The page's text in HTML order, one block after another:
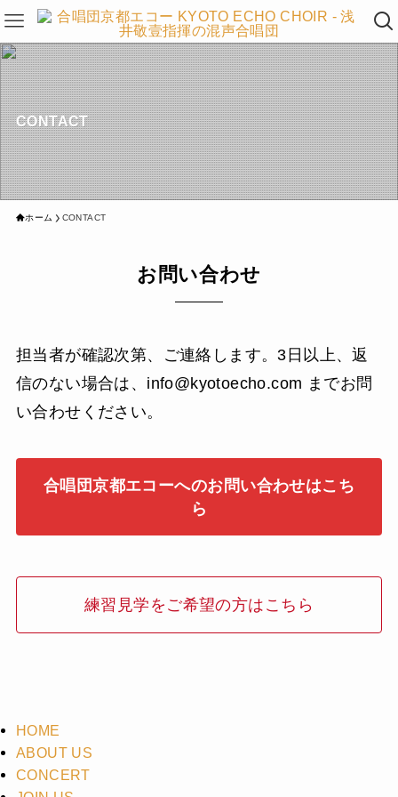
CONTACT
ホーム CONTACT
お問い合わせ
担当者が確認次第、ご連絡します。3日以上、返
信のない場合は、info@kyotoecho.com までお問
い合わせください。
合唱団京都エコーへのお問い合わせはこち
ら
練習見学をご希望の方はこちら
HOME
ABOUT US
CONCERT